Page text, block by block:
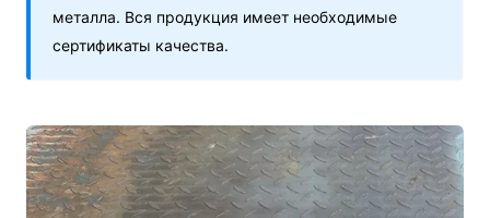
металла. Вся продукция имеет необходимые
сертификаты качества.